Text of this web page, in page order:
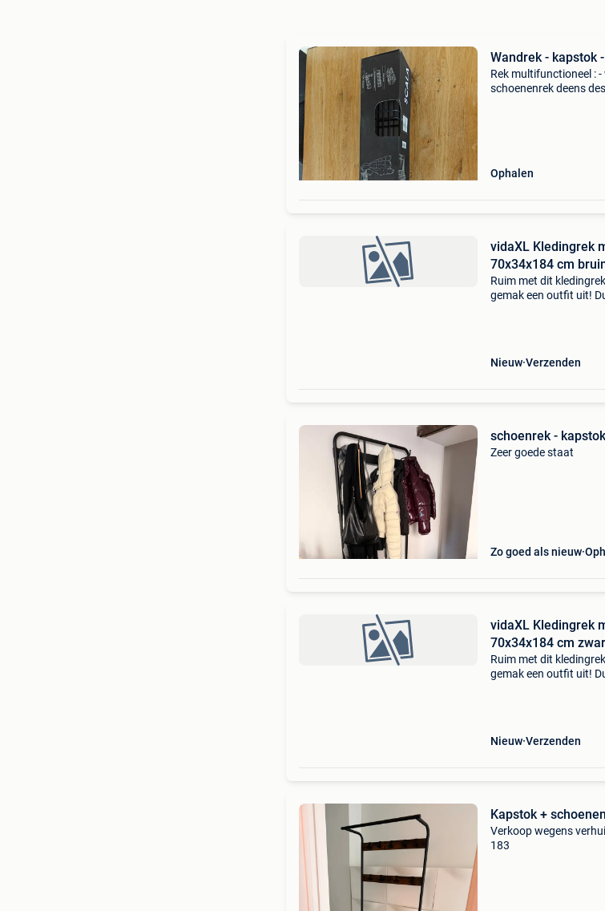
Wandrek - kapstok
Rek multifunctioneel :
schoenenrek deens
Ophalen
vidaXL Kledingrek
70x34x184 cm
Ruim met dit
gemak een outfit uit!
Nieuw Verzenden
schoenrek - kapstok
Zeer goede staat
Zo goed als nieuw
vidaXL Kledingrek
70x34x184 cm
Ruim met dit
gemak een outfit uit!
Nieuw Verzenden
Kapstok +
Verkoop wegens
183